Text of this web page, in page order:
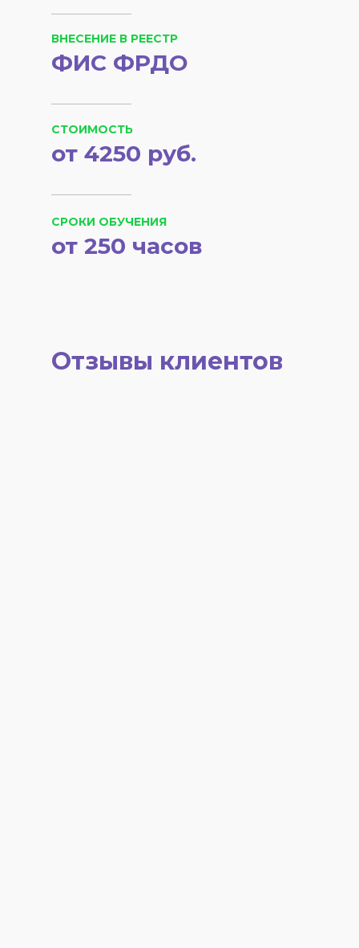
ВНЕСЕНИЕ В РЕЕСТР
ФИС ФРДО
СРОКИ ОБУЧЕНИЯ
СТОИМОСТЬ
от 250 часов
от 4250 руб.
Отзывы клиентов